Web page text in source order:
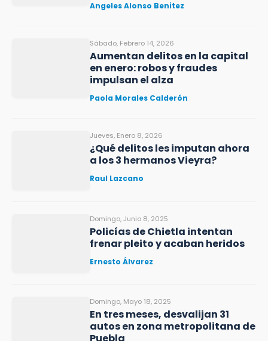
Angeles Alonso Benitez
Sábado, Febrero 14, 2026
Aumentan delitos en la capital
en enero: robos y fraudes
impulsan el alza
Paola Morales Calderón
Jueves, Enero 8, 2026
¿Qué delitos les imputan ahora
a los 3 hermanos Vieyra?
Raul Lazcano
Domingo, Junio 8, 2025
Policías de Chietla intentan
frenar pleito y acaban heridos
Ernesto Álvarez
Domingo, Mayo 18, 2025
En tres meses, desvalijan 31
autos en zona metropolitana de